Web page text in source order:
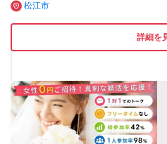
松江市
詳細を